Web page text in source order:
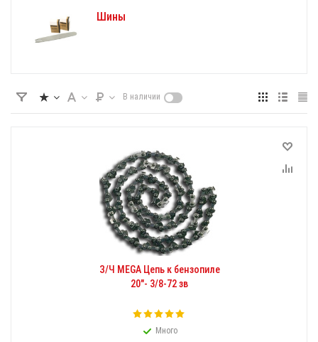
Шины
В наличии
З/Ч MEGA Цепь к бензопиле
20"- 3/8-72 зв
Много